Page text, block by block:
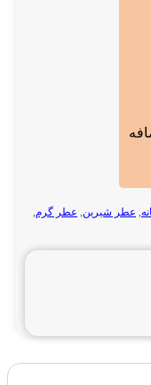
, عطر شیرین, عطر گرم,